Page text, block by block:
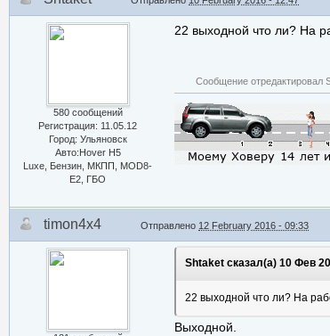
580 сообщений
Регистрация: 11.05.12
Город: Ульяновск
Авто:Hover H5
Luxe, Бензин, МКПП, MOD8-
E2, ГБО
22 выходной что ли? На
Сообщение отредактировал
timon4x4 Отправлено 12 February 2016 - 09:33
Shtaket сказал(а) 10 Фев
22 выходной что ли? На
Выходной.